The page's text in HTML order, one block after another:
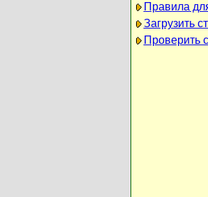
Правила
Загрузить
Проверить